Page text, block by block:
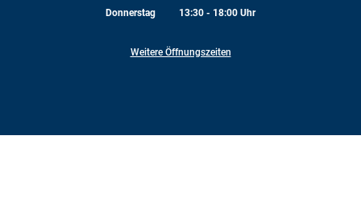
Von 13:30 bis 16:00 Uhr
Donnerstag 13:30- 18:00Uhr
Weitere Öffnungszeiten